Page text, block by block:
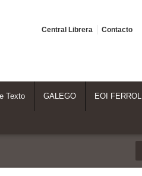
Central Librera Contacto
Texto GALEGO EOI FERROL